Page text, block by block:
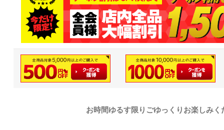
お時間ゆるす限りごゆっくりお楽しみく